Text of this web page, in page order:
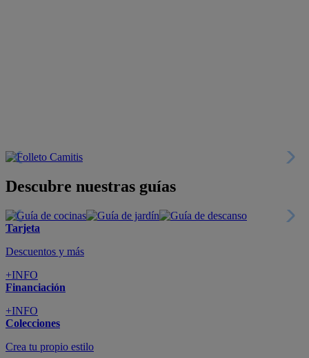
Descubre nuestras guías
Tarjeta
Descuentos y más
+INFO
Financiación
+INFO
Colecciones
Crea tu propio estilo